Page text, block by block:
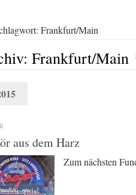
Frankfurt/Main
Frankfurt/Main
aus dem Harz
Zum nächsten